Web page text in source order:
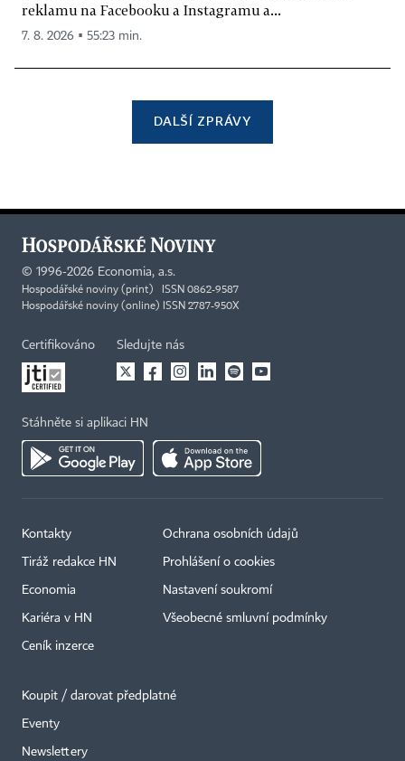
reklamu na Facebooku a Instagramu a...
7. 8. 2026 ▪ 55:23 min.
DALŠÍ ZPRÁVY
© 1996-2026 Economia, a.s.
Hospodářské noviny (print) ISSN 0862-9587
Hospodářské noviny (online) ISSN 2787-950X
Certifikováno Sledujte nás
Stáhněte si aplikaci HN
Kontakty
Tiráž redakce HN
Economia
Kariéra v HN
Ceník inzerce
Ochrana osobních údajů
Prohlášení o cookies
Nastavení soukromí
Všeobecné smluvní podmínky
Koupit / darovat předplatné
Eventy
Newslettery